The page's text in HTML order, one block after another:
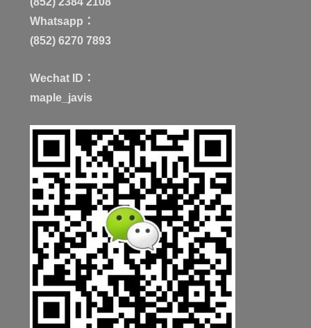
Whatsapp：
(852) 6270 7893
Wechat ID：
maple_javis